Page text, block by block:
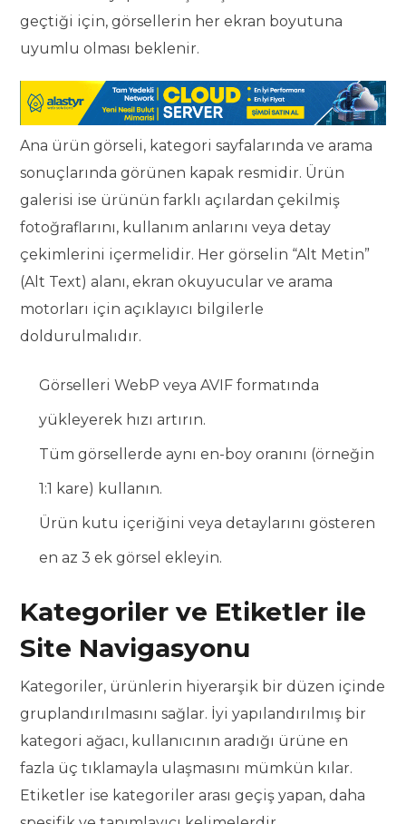
geçtiği için, görsellerin her ekran boyutuna
uyumlu olması beklenir.
Ana ürün görseli, kategori sayfalarında ve arama
sonuçlarında görünen kapak resmidir. Ürün
galerisi ise ürünün farklı açılardan çekilmiş
fotoğraflarını, kullanım anlarını veya detay
çekimlerini içermelidir. Her görselin “Alt Metin”
(Alt Text) alanı, ekran okuyucular ve arama
motorları için açıklayıcı bilgilerle
doldurulmalıdır.
Görselleri WebP veya AVIF formatında
yükleyerek hızı artırın.
Tüm görsellerde aynı en-boy oranını (örneğin
1:1 kare) kullanın.
Ürün kutu içeriğini veya detaylarını gösteren
en az 3 ek görsel ekleyin.
Kategoriler ve Etiketler ile
Site Navigasyonu
Kategoriler, ürünlerin hiyerarşik bir düzen içinde
gruplandırılmasını sağlar. İyi yapılandırılmış bir
kategori ağacı, kullanıcının aradığı ürüne en
fazla üç tıklamayla ulaşmasını mümkün kılar.
Etiketler ise kategoriler arası geçiş yapan, daha